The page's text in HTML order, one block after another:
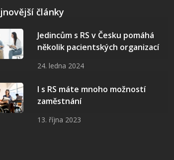
články
Jedincům s RS v Česku pomáhá
několik pacientských organizací
24. ledna 2024
I s RS máte mnoho možností
zaměstnání
13. října 2023